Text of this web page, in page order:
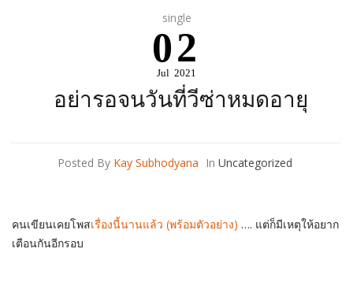
single
02
Jul 2021
อย่ารอจนวันที่วีซ่าหมดอายุ
Posted By Kay Subhodyana In Uncategorized
คนเขียนเคยโพสเรื่องนี้นานแล้ว (พร้อมตัวอย่าง) …. แต่ก็มีเหตุให้อยาก
เตือนกันอีกรอบ